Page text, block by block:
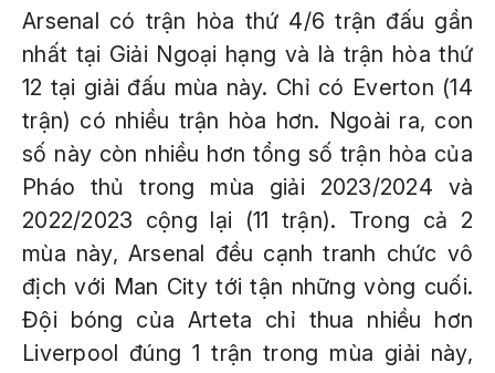
Arsenal có trận hòa thứ 4/6 trận đấu gần
nhất tại Giải Ngoại hạng và là trận hòa thứ
12 tại giải đấu mùa này. Chỉ có Everton (14
trận) có nhiều trận hòa hơn. Ngoài ra, con
số này còn nhiều hơn tổng số trận hòa của
Pháo thủ trong mùa giải 2023/2024 và
2022/2023 cộng lại (11 trận). Trong cả 2
mùa này, Arsenal đều cạnh tranh chức vô
địch với Man City tới tận những vòng cuối.
Đội bóng của Arteta chỉ thua nhiều hơn
Liverpool đúng 1 trận trong mùa giải này,